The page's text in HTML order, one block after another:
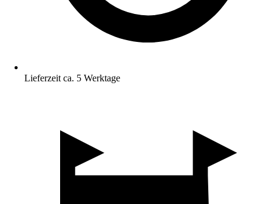
Lieferzeit ca. 5 Werktage